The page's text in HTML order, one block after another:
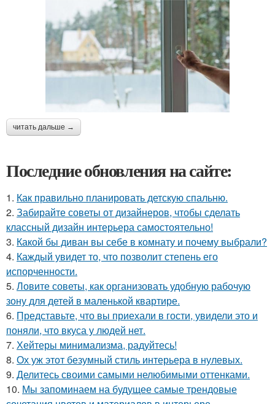
читать дальше →
Последние обновления на сайте:
1. Как правильно планировать детскую спальню.
2. Забирайте советы от дизайнеров, чтобы сделать
классный дизайн интерьера самостоятельно!
3. Какой бы диван вы себе в комнату и почему выбрали?
4. Каждый увидет то, что позволит степень его
испорченности.
5. Ловите советы, как организовать удобную рабочую
зону для детей в маленькой квартире.
6. Представьте, что вы приехали в гости, увидели это и
поняли, что вкуса у людей нет.
7. Хейтеры минимализма, радуйтесь!
8. Ох уж этот безумный стиль интерьера в нулевых.
9. Делитесь своими самыми нелюбимыми оттенками.
10. Мы запоминаем на будущее самые трендовые